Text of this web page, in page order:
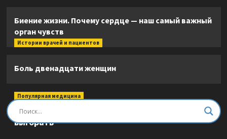
Биение жизни. Почему сердце — наш самый важный
орган чувств
Истории врачей и пациентов
Боль двенадцати женщин
Популярная медицина
Быть врачом. Как помогать, развиваться и не
выгорать